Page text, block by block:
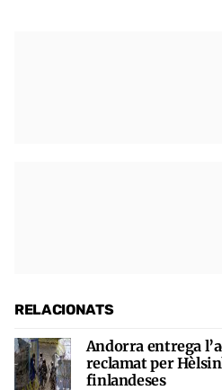
RELACIONATS
Andorra entrega
reclamat per
finlandeses